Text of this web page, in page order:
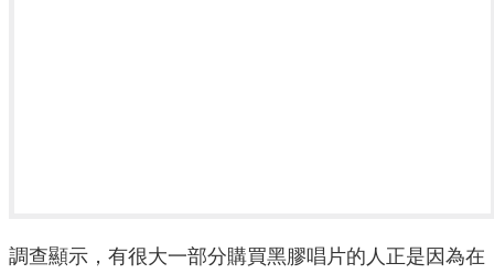
調查顯示，有很大一部分購買黑膠唱片的人正是因為在